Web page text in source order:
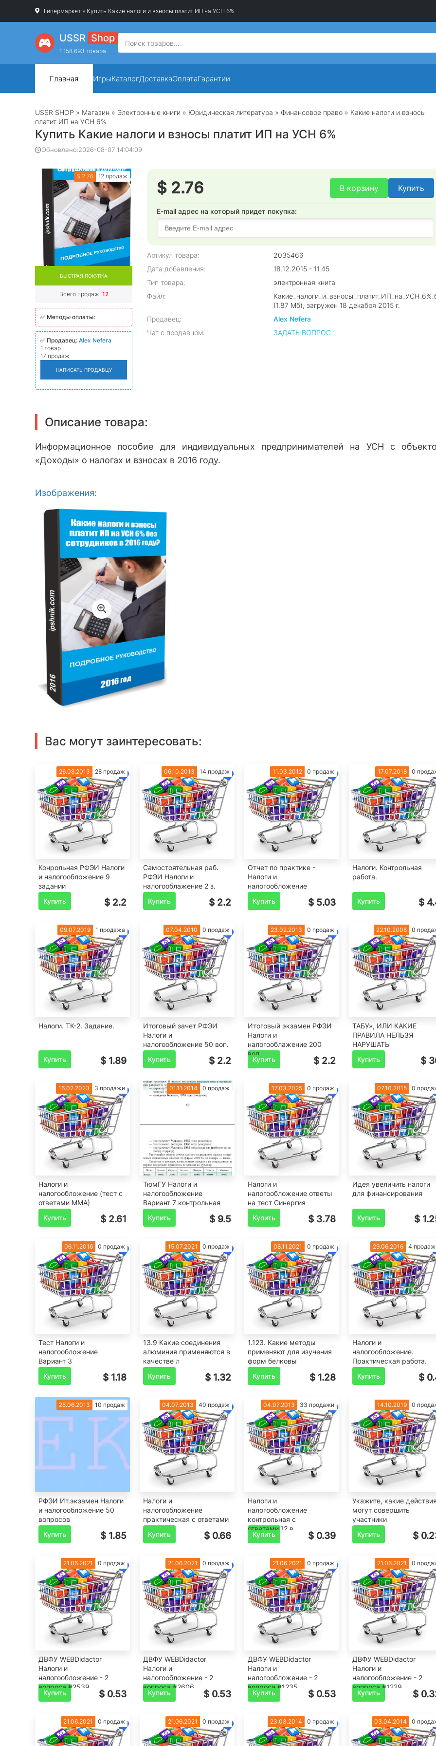
Гипермаркет » Купить Какие налоги и взносы платит ИП на УСН 6%
USSR Shop
1 158 693 товара
Главная ИгрыКаталогДоставкаОплатаГарантии
USSR SHOP » Магазин » Электронные книги » Юридическая литература » Финансовое право » Какие налоги и взносы
платит ИП на УСН 6%
Купить Какие налоги и взносы платит ИП на УСН 6%
Обновлено:2026-08-07 14:04:09
$ 2.76 12 продаж
БЫСТРАЯ ПОКУПКА
Всего продаж: 12
✅ Методы оплаты:
✅ Продавец: Alex Nefera
1 товар
17 продаж
НАПИСАТЬ ПРОДАВЦУ
$ 2.76 В корзину Купить
E-mail адрес на который придет покупка:
Артикул товара:
2035466
Дата добавления:
18.12.2015 - 11.45
Тип товара:
электронная книга
Файл:
(1.87 Мб), загружен 18 декабря 2015 г.
Продавец:
Alex Nefera
Чат с продавцом:
ЗАДАТЬ ВОПРОС
Описание товара:
Информационное пособие для индивидуальных предпринимателей на УСН с
«Доходы» о налогах и взносах в 2016 году.
Изображения:
Вас могут заинтересовать:
26.08.2013 28 продаж
Конрольная РФЭИ Налоги
и налогообложение 9
задании
Купить
$ 2.2
06.10.2013 14 продаж
Самостоятельная раб.
РФЭИ Налоги и
налогооблажение 2 з.
Купить
$ 2.2
11.03.2012 0 продаж
Отчет по практике -
Налоги и
налогообложение
Купить
$ 5.03
17.07.2018 0
Налоги. Контрольная
работа.
Купить $
09.07.2019 1 продажа
Налоги. ТК-2. Задание.
Купить $ 1.89
07.04.2010 0 продаж
Итоговый зачет РФЭИ
Налоги и
налогообложение 50 воп.
Купить
$ 2.2
23.02.2013 0 продаж
Итоговый экзамен РФЭИ
Налоги и
налогооблажение 200
воп.
Купить $ 2.2
22.10.2008 0
ТАБУ», ИЛИ КАКИЕ
ПРАВИЛА НЕЛЬЗЯ
НАРУШАТЬ
Купить
$
16.02.2023 3 продажи
Налоги и
налогообложение (тест с
ответами ММА)
Купить
$ 2.61
01.11.2014 0 продаж
ТюмГУ Налоги и
налогообложение
Вариант 7 контрольная
Купить
$ 9.5
17.03.2025 0 продаж
Налоги и
налогообложение ответы
на тест Синергия
Купить
$ 3.78
07.10.2015 0
Идея увеличить налоги
для финансирования
Купить $
06.11.2016 0 продаж
Тест Налоги и
налогообложение
Вариант 3
Купить
$ 1.18
15.07.2021 0 продаж
13.9 Какие соединения
алюминия применяются в
качестве л
Купить
$ 1.32
08.11.2021 0 продаж
1.123. Какие методы
применяют для изучения
форм белковы
Купить
$ 1.28
29.06.2016 4
Налоги и
налогообложение.
Практическая работа.
Купить
$
28.06.2013 10 продаж
РФЭИ Ит.экзамен Налоги
и налогообложение 50
вопросов
Купить
$ 1.85
04.07.2013 40 продаж
Налоги и
налогообложение
практическая с ответами
Купить
$ 0.66
04.07.2013 33 продажи
Налоги и
налогообложение
контрольная с
ответами,12 в.
Купить $ 0.39
14.10.2019 0
Укажите, какие
могут совершить
участники
Купить
$
21.06.2021 0 продаж
ДВФУ WEBDidactor
Налоги и
налогообложение - 2
вопроса #2539
Купить $ 0.53
21.06.2021 0 продаж
ДВФУ WEBDidactor
Налоги и
налогообложение - 2
вопроса #2606
Купить $ 0.53
21.06.2021 0 продаж
ДВФУ WEBDidactor
Налоги и
налогообложение - 2
вопроса #1235
Купить $ 0.53
21.06.2021 0
ДВФУ WEBDidactor
Налоги и
налогообложение - 2
вопроса #1229
Купить $
21.06.2021 0 продаж 21.06.2021 0 продаж 23.03.2014 0 продаж 03.04.2014 0